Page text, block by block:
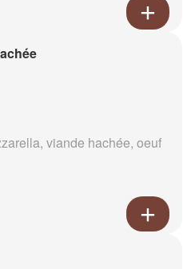
viande hachée, oeuf